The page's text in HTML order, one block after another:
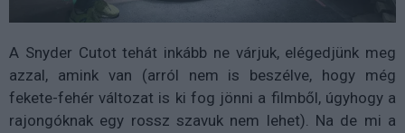
A Snyder Cutot tehát inkább ne várjuk, elégedjünk meg
azzal, amink van (arról nem is beszélve, hogy még
fekete-fehér változat is ki fog jönni a filmből, úgyhogy a
rajongóknak egy rossz szavuk nem lehet). Na de mi a